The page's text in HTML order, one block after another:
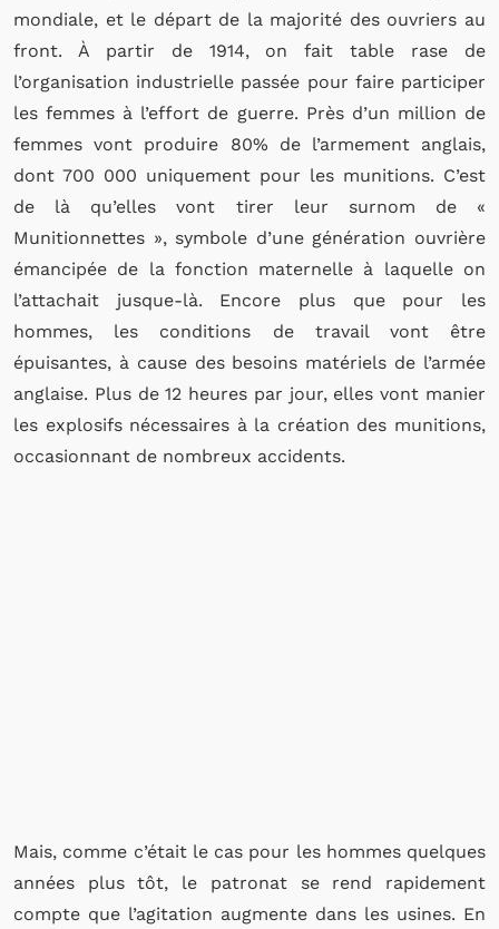
mondiale, et le départ de la majorité des ouvriers au
front. À partir de 1914, on fait table rase de
l’organisation industrielle passée pour faire participer
les femmes à l’effort de guerre. Près d’un million de
femmes vont produire 80% de l’armement anglais,
dont 700 000 uniquement pour les munitions. C’est
de là qu’elles vont tirer leur surnom de «
Munitionnettes », symbole d’une génération ouvrière
émancipée de la fonction maternelle à laquelle on
l’attachait jusque-là. Encore plus que pour les
hommes, les conditions de travail vont être
épuisantes, à cause des besoins matériels de l’armée
anglaise. Plus de 12 heures par jour, elles vont manier
les explosifs nécessaires à la création des munitions,
occasionnant de nombreux accidents.
Mais, comme c’était le cas pour les hommes quelques
années plus tôt, le patronat se rend rapidement
compte que l’agitation augmente dans les usines. En